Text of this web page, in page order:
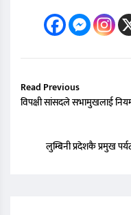
Read Previous
विपक्षी सांसदले सभामुखलाई
लुम्बिनी प्रदेशकै प्रमुख